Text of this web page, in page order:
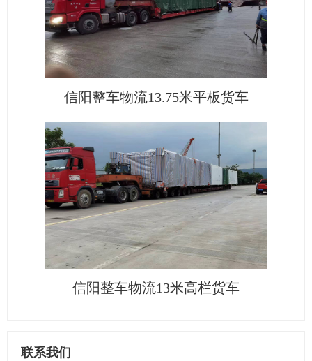
信阳整车物流13.75米平板货车
信阳整车物流13米高栏货车
联系我们